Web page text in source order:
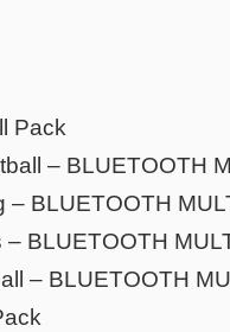
Pack
– BLUETOOTH
– BLUETOOTH
BLUETOOTH
– BLUETOOTH